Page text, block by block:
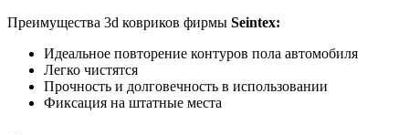
Преимущества 3d ковриков фирмы Seintex:
Идеальное повторение контуров пола автомобиля
Легко чистятся
Прочность и долговечность в использовании
Фиксация на штатные места